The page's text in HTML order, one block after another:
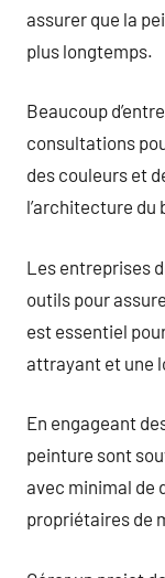
assurer que la
plus longtemps.
Beaucoup
consultations
des couleurs et
l’architecture
Les entreprises
outils pour
est essentiel
attrayant et une
En engageant
peinture sont
avec minimal de
propriétaires de